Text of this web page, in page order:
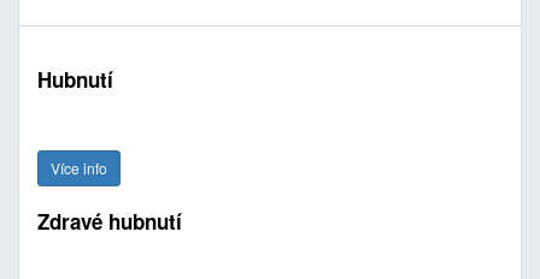
Hubnutí
Více info
Zdravé hubnutí